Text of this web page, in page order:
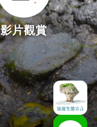
影片觀賞